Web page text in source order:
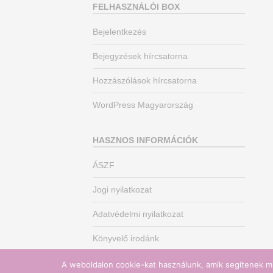
FELHASZNÁLÓI BOX
Bejelentkezés
Bejegyzések hírcsatorna
Hozzászólások hírcsatorna
WordPress Magyarország
HASZNOS INFORMÁCIÓK
ÁSZF
Jogi nyilatkozat
Adatvédelmi nyilatkozat
Könyvelő irodánk
A weboldalon cookie-kat használunk, amik segítenek